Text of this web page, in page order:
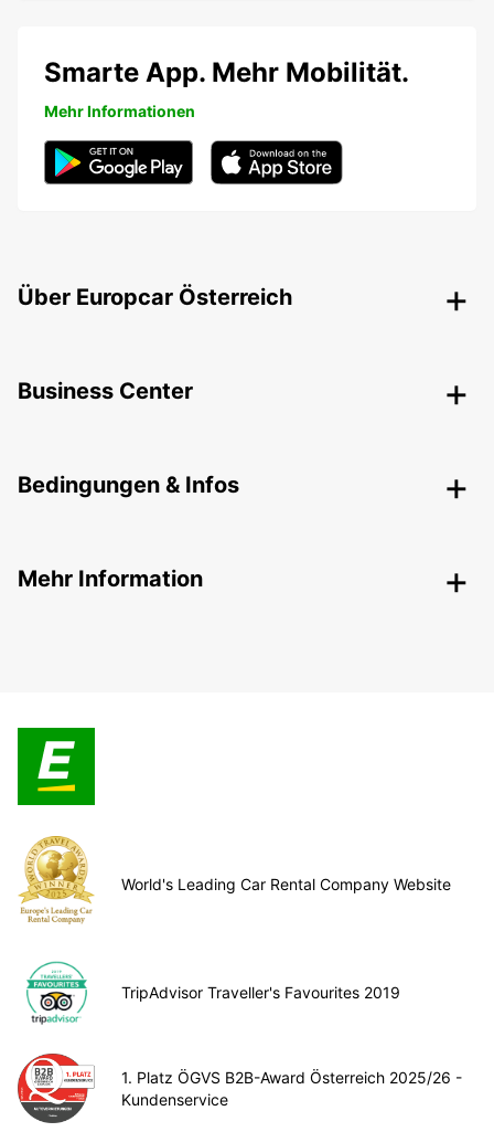
Smarte App. Mehr Mobilität.
Mehr Informationen
Über Europcar Österreich
Business Center
Bedingungen & Infos
Mehr Information
World's Leading Car Rental Company Website
TripAdvisor Traveller's Favourites 2019
1. Platz ÖGVS B2B-Award Österreich 2025/26 -
Kundenservice